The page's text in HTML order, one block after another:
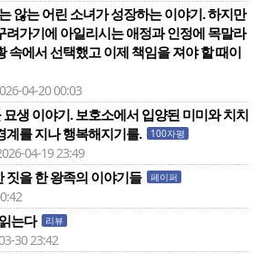
않는 어린 소녀가 성장하는 이야기. 하지만
려가기에 아일리시는 애정과 인정에 목말라
속에서 선택했고 이제 책임을 져야 할 때이
04-20 00:03
생 이야기. 보호소에서 입양된 미미와 치치
계를 지나 행복해지기를.
100자평
04-19 23:49
짓을 한 왕족의 이야기들 페이퍼
읽는다 리뷰
30 23:42